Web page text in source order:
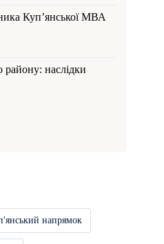
Купʼянської МВА
району: наслідки
напрямок